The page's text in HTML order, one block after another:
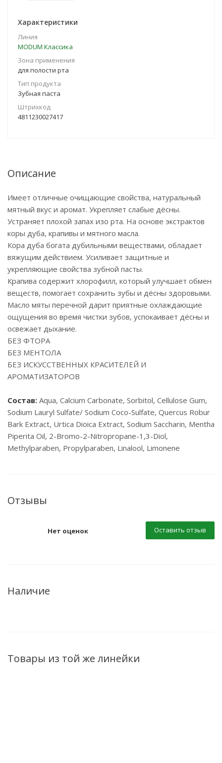
Характеристики
Линия
MODUM Классика
Зона применения
для полости рта
Тип продукта
Зубная паста
Штрихкод
4811230027417
Описание
Имеет отличные очищающие свойства, натуральный
мятный вкус и аромат. Укрепляет слабые дёсны.
Устраняет плохой запах изо рта. На основе экстрактов
коры дуба, крапивы и мятного масла.
Кора дуба богата дубильными веществами, обладает
вяжущим действием. Усиливает защитные и
укрепляющие свойства зубной пасты.
Крапива содержит хлорофилл, который улучшает обмен
веществ, помогает сохранить зубы и дёсны здоровыми.
Масло мяты перечной дарит приятные охлаждающие
ощущения во время чистки зубов, успокаивает дёсны и
освежает дыхание.
БЕЗ ФТОРА
БЕЗ МЕНТОЛА
БЕЗ ИСКУССТВЕННЫХ КРАСИТЕЛЕЙ И
АРОМАТИЗАТОРОВ
Состав: Aqua, Calcium Carbonate, Sorbitol, Cellulose Gum,
Sodium Lauryl Sulfate/ Sodium Coco-Sulfate, Quercus Robur
Bark Extract, Urtica Dioica Extract, Sodium Saccharin, Mentha
Piperita Oil, 2-Bromo-2-Nitropropane-1,3-Diol,
Methylparaben, Propylparaben, Linalool, Limonene
Отзывы
Нет оценок Оставить отзыв
Наличие
Товары из той же линейки